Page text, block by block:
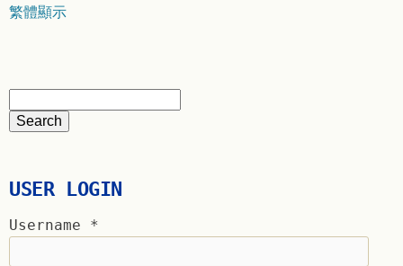
繁體顯示
USER LOGIN
Username *